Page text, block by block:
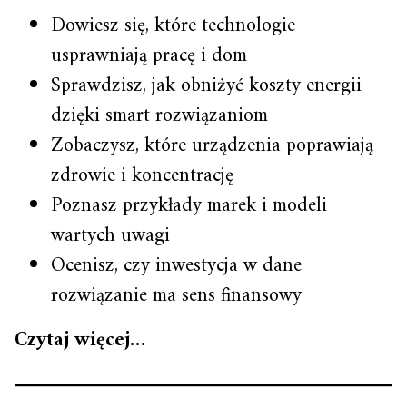
Dowiesz się, które technologie
usprawniają pracę i dom
Sprawdzisz, jak obniżyć koszty energii
dzięki smart rozwiązaniom
Zobaczysz, które urządzenia poprawiają
zdrowie i koncentrację
Poznasz przykłady marek i modeli
wartych uwagi
Ocenisz, czy inwestycja w dane
rozwiązanie ma sens finansowy
Czytaj więcej…